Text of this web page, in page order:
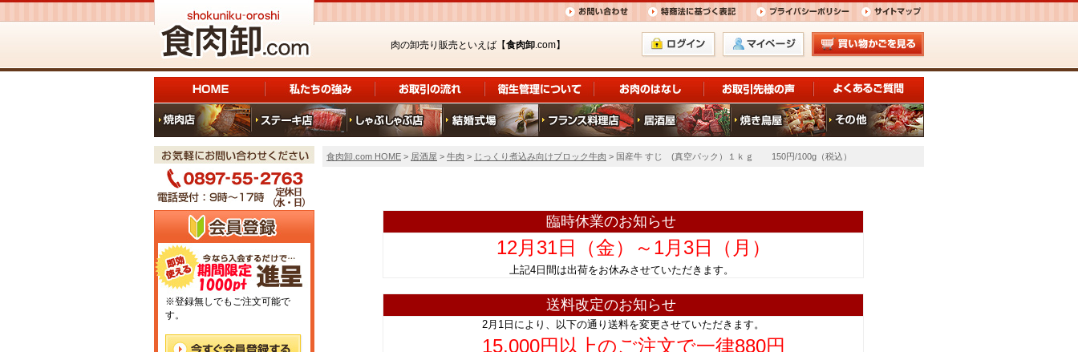
肉の卸売り販売といえば【食肉卸.com】
※登録無しでもご注文可能で
す。
食肉卸.com HOME > 居酒屋 > 牛肉 > じっくり煮込み向けブロック牛肉 > 国産牛 すじ (真空パック）１ｋｇ 150円/100g（税込）
臨時休業のお知らせ
12月31日（金）～1月3日（月）
上記4日間は出荷をお休みさせていただきます。
送料改定のお知らせ
2月1日により、以下の通り送料を変更させていただきます。
15,000円以上のご注文で一律880円